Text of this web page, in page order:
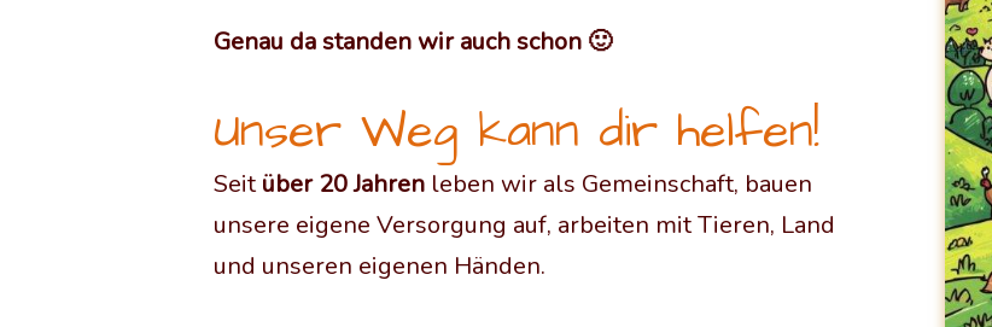
Genau da standen wir auch schon 🙂
Unser Weg kann dir helfen!
Seitüber 20 Jahren leben wir als Gemeinschaft, bauen
unsere eigene Versorgung auf, arbeiten mit Tieren, Land
und unseren eigenen Händen.